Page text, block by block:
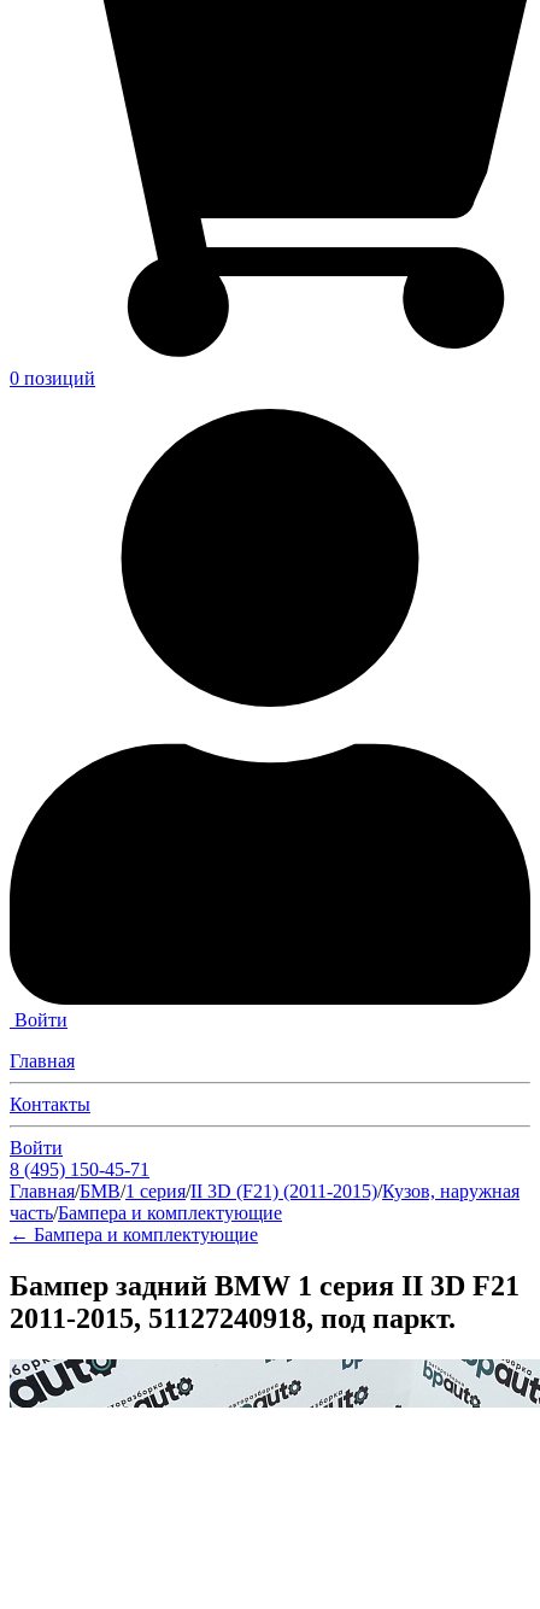
0 позиций
Войти
Главная
Контакты
Войти
8 (495) 150-45-71
Главная/БМВ/1 серия/II 3D (F21) (2011-2015)/Кузов, наружная
часть/Бампера и комплектующие
← Бампера и комплектующие
Бампер задний BMW 1 серия II 3D F21
2011-2015, 51127240918, под паркт.